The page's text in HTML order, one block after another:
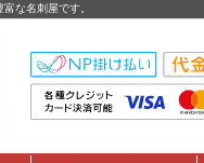
な名刺屋です。